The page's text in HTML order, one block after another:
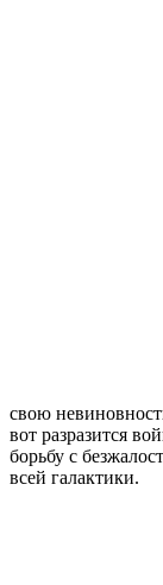
свою
вот разразится
борьбу с
всей галактики.